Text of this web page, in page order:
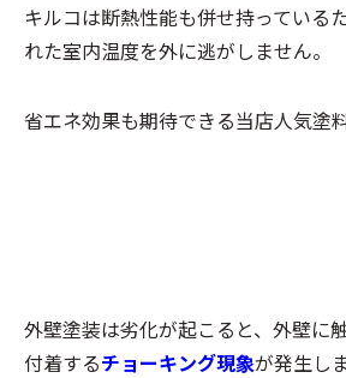
キルコは断熱性能も併せ持っている
れた室内温度を外に逃がしません。
省エネ効果も期待できる当店人気塗
外壁塗装は劣化が起こると、外壁に
付着するチョーキング現象が発生しま